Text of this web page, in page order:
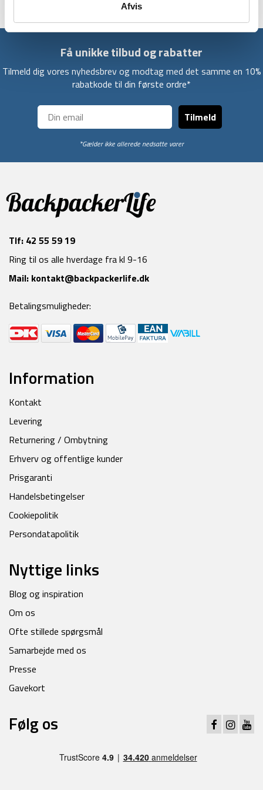
Afvis
Få unikke tilbud og rabatter
Tilmeld dig vores nyhedsbrev og modtag med det samme en 10%
rabatkode til din første ordre*
Tilmeld
*Gælder ikke allerede nedsatte varer
Tlf: 42 55 59 19
Ring til os alle hverdage fra kl 9-16
Mail: kontakt@backpackerlife.dk
Betalingsmuligheder:
Information
Kontakt
Levering
Returnering / Ombytning
Erhverv og offentlige kunder
Prisgaranti
Handelsbetingelser
Cookiepolitik
Persondatapolitik
Nyttige links
Blog og inspiration
Om os
Ofte stillede spørgsmål
Samarbejde med os
Presse
Gavekort
Følg os